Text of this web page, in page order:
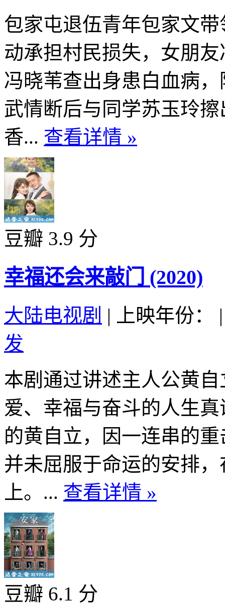
包家屯退伍青年包家文
动承担村民损失，女朋
冯晓苇查出身患白血病
武情断后与同学苏玉玲
香... 查看详情 »
豆瓣 3.9 分
幸福还会来敲门 (2020)
大陆电视剧 | 上映年份：
|
发
本剧通过讲述主人公黄
爱、幸福与奋斗的人生
的黄自立，因一连串的
并未屈服于命运的安排
上。... 查看详情 »
豆瓣 6.1 分